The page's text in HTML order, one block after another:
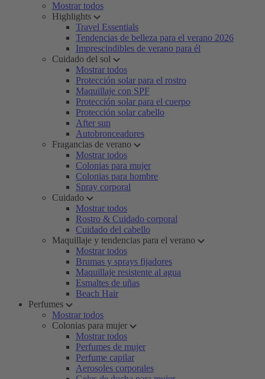
Mostrar todos
Highlights
Travel Essentials
Tendencias de belleza para el verano 2026
Imprescindibles de verano para él
Cuidado del sol
Mostrar todos
Protección solar para el rostro
Maquillaje con SPF
Protección solar para el cuerpo
Protección solar cabello
After sun
Autobronceadores
Fragancias de verano
Mostrar todos
Colonias para mujer
Colonias para hombre
Spray corporal
Cuidado
Mostrar todos
Rostro & Cuidado corporal
Cuidado del cabello
Maquillaje y tendencias para el verano
Mostrar todos
Brumas y sprays fijadores
Maquillaje resistente al agua
Esmaltes de uñas
Beach Hair
Perfumes
Mostrar todos
Colonias para mujer
Mostrar todos
Perfumes de mujer
Perfume capilar
Aerosoles corporales